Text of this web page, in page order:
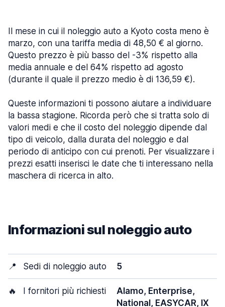
Il mese in cui il noleggio auto a Kyoto costa meno è
marzo, con una tariffa media di 48,50 € al giorno.
Questo prezzo è più basso del -3% rispetto alla
media annuale e del 64% rispetto ad agosto
(durante il quale il prezzo medio è di 136,59 €).
Queste informazioni ti possono aiutare a individuare
la bassa stagione. Ricorda però che si tratta solo di
valori medi e che il costo del noleggio dipende dal
tipo di veicolo, dalla durata del noleggio e dal
periodo di anticipo con cui prenoti. Per visualizzare i
prezzi esatti inserisci le date che ti interessano nella
maschera di ricerca in alto.
Informazioni sul noleggio auto
📍 Sedi di noleggio auto 5
🔥 I fornitori più richiesti
Alamo, Enterprise,
National, EASYCAR, IX